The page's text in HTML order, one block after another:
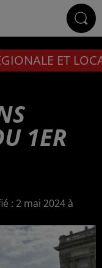
ET
1ER
: 2 mai 2024 à